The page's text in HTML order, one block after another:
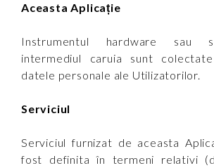
Aceasta Aplicație
Instrumentul hardware sau
intermediul caruia sunt
datele personale ale Utilizatorilor.
Serviciul
Serviciul furnizat de aceasta
fost definita în termeni relativi